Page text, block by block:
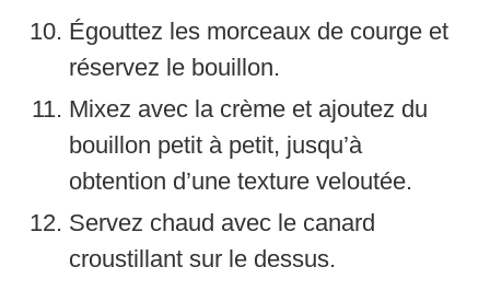
Égouttez les morceaux de courge et
réservez le bouillon.
Mixez avec la crème et ajoutez du
bouillon petit à petit, jusqu’à
obtention d’une texture veloutée.
Servez chaud avec le canard
croustillant sur le dessus.